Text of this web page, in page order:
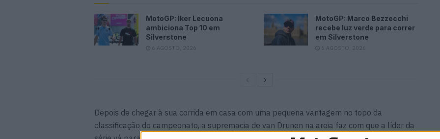
MotoGP: Iker Lecuona
ambiciona Top 10 em
Silverstone
6 AGOSTO, 2026
MotoGP: Marco Bezzecchi
recebe luz verde para correr
em Silverstone
6 AGOSTO, 2026
Depois de chegar à sua corrida em casa com uma pequena vantagem no topo da
classificação do campeonato, a supremacia de van Drunen na areia faz com que a líder da